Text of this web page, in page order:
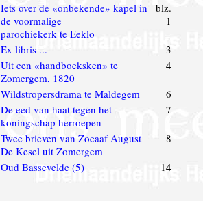
Iets over de «onbekende» kapel in
de voormalige
parochiekerk te Eeklo
blz.
1
Ex libris ...
3
Uit een «handboeksken» te
Zomergem, 1820
4
Wildstropersdrama te Maldegem
6
De eed van haat tegen het
koningschap herroepen
7
Twee brieven van Zoeaaf August
De Kesel uit Zomergem
8
Oud Bassevelde (5) 14